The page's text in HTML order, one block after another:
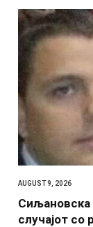
AUGUST 9, 2026
Сиљановска
случајот со